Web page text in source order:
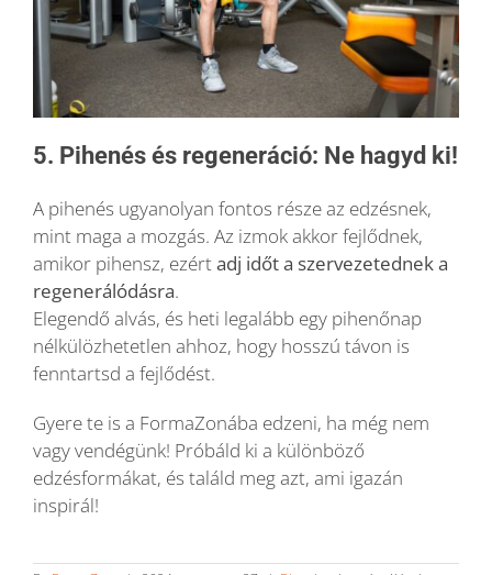
5. Pihenés és regeneráció: Ne hagyd ki!
A pihenés ugyanolyan fontos része az edzésnek,
mint maga a mozgás. Az izmok akkor fejlődnek,
amikor pihensz, ezértadj időt a szervezetednek a
regenerálódásra.
Elegendő alvás, és heti legalább egy pihenőnap
nélkülözhetetlen ahhoz, hogy hosszú távon is
fenntartsd a fejlődést.
Gyere te is a FormaZonába edzeni, ha még nem
vagy vendégünk! Próbáld ki a különböző
edzésformákat, és találd meg azt, ami igazán
inspirál!